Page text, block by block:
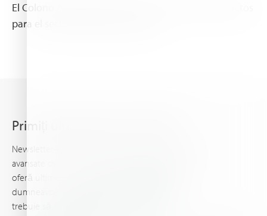
El Colono Agropecuario provee los mejores productos
para el sector agrícola y pecuario
Primiți ultimele știri din Haifa
Newsletter-ul Haifa vă ține la curent cu informații
avansate din domeniul nutriției plantelor, şi vă
oferă ultimele noutăţi & evenimente pe care
dumneavoastră şi culturile dumneavoastră
trebuie să cunoaşteţi.